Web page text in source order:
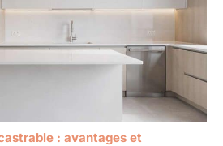
: avantages et